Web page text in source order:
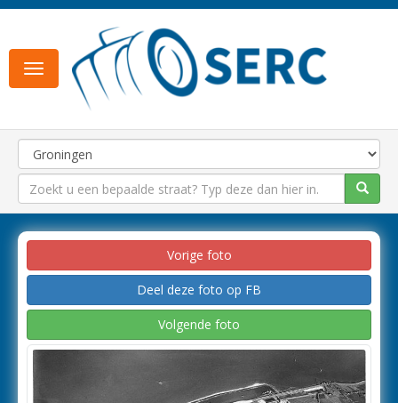
Toggle
navigation
Vorige foto
Deel deze foto op FB
Volgende foto